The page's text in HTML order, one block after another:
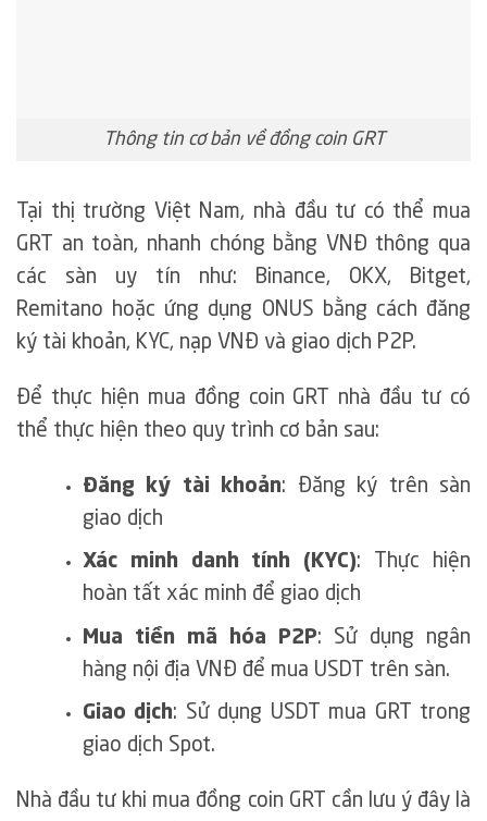
Thông tin cơ bản về đồng coin GRT
Tại thị trường Việt Nam, nhà đầu tư có thể mua
GRT an toàn, nhanh chóng bằng VNĐ thông qua
các sàn uy tín như: Binance, OKX, Bitget,
Remitano hoặc ứng dụng ONUS bằng cách đăng
ký tài khoản, KYC, nạp VNĐ và giao dịch P2P.
Để thực hiện mua đồng coin GRT nhà đầu tư có
thể thực hiện theo quy trình cơ bản sau:
Đăng ký tài khoản: Đăng ký trên sàn
giao dịch
Xác minh danh tính (KYC): Thực hiện
hoàn tất xác minh để giao dịch
Mua tiền mã hóa P2P: Sử dụng ngân
hàng nội địa VNĐ để mua USDT trên sàn.
Giao dịch: Sử dụng USDT mua GRT trong
giao dịch Spot.
Nhà đầu tư khi mua đồng coin GRT cần lưu ý đây là